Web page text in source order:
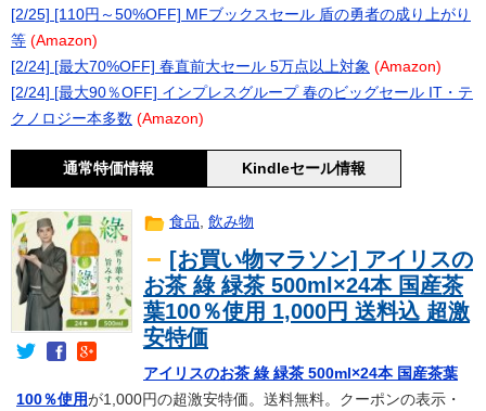
[2/25] [110円～50%OFF] MFブックスセール 盾の勇者の成り上がり
等 (Amazon)
[2/24] [最大70%OFF] 春直前大セール 5万点以上対象 (Amazon)
[2/24] [最大90％OFF] インプレスグループ 春のビッグセール IT・テ
クノロジー本多数 (Amazon)
通常特価情報 Kindleセール情報
食品, 飲み物
[お買い物マラソン] アイリスの
お茶 綠 緑茶 500ml×24本 国産茶
葉100％使用 1,000円 送料込 超激
安特価
アイリスのお茶 綠 緑茶 500ml×24本 国産茶葉
100％使用が1,000円の超激安特価。送料無料。クーポンの表示・